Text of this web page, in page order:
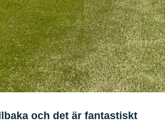
och det är fantastiskt